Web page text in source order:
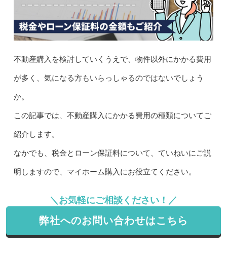
不動産購入を検討していくうえで、物件以外にかかる費用
が多く、気になる方もいらっしゃるのではないでしょう
か。
この記事では、不動産購入にかかる費用の種類についてご
紹介します。
なかでも、税金とローン保証料について、ていねいにご説
明しますので、マイホーム購入にお役立てください。
＼お気軽にご相談ください！／
弊社へのお問い合わせはこちら